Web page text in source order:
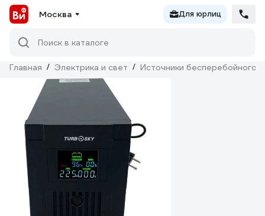
Москва Для юрлиц
Поиск в каталоге
Главная / Электрика и свет / Источники бесперебойного